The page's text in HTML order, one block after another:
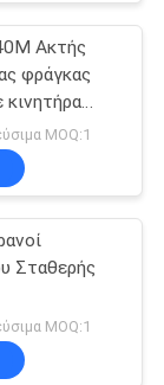
Ακτής
φράγκας
κινητήρα
MOQ:1
Σταθερής
MOQ:1